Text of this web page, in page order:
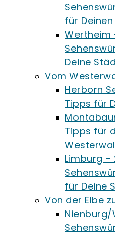
für
Wertheim
Deine
Vom
Herborn
Tipps für
Tipps für
Limburg –
für Deine
Von der Elbe
Nienburg/